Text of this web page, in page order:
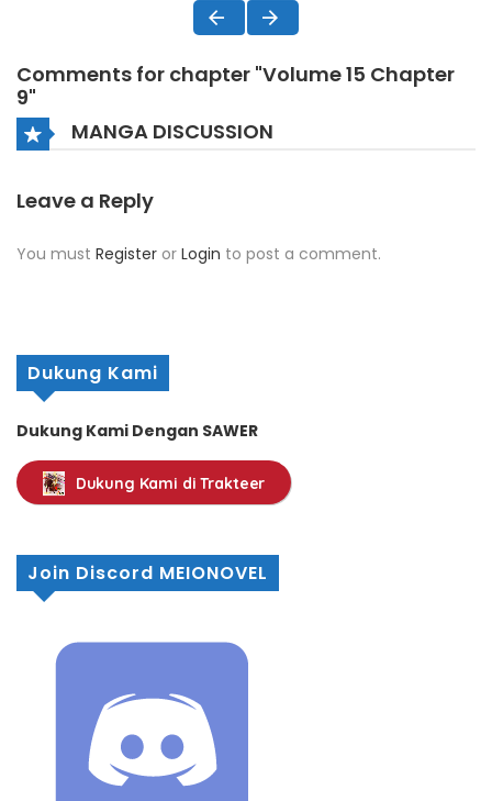
Comments for chapter "Volume 15 Chapter
9"
MANGA DISCUSSION
Leave a Reply
You must Register or Login to post a comment.
Dukung Kami
Dukung Kami Dengan SAWER
Dukung Kami di Trakteer
Join Discord MEIONOVEL